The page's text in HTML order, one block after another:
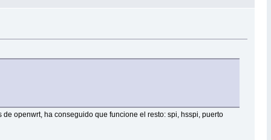
openwrt, ha conseguido que funcione el resto: spi, hsspi, puerto